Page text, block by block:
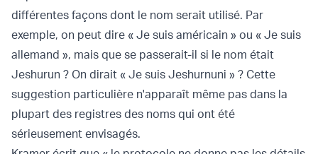
différentes façons dont le nom serait utilisé. Par
exemple, on peut dire « Je suis américain » ou « Je suis
allemand », mais que se passerait-il si le nom était
Jeshurun ? On dirait « Je suis Jeshurnuni » ? Cette
suggestion particulière n'apparaît même pas dans la
plupart des registres des noms qui ont été
sérieusement envisagés.